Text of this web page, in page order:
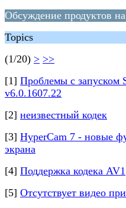
Обсуждение продуктов
Topics
(1/20) > >>
[1] Проблемы с запуском
v6.0.1607.22
[2] неизвестный кодек
[3] HyperCam 7 - новые
экрана
[4] Поддержка кодека AV1
[5] Отсутствует видео